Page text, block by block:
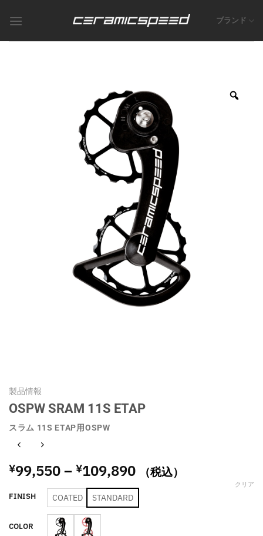
ブランド
製品情報
OSPW SRAM 11S ETAP
スラム 11S ETAP用OSPW
¥99,550– ¥109,890価
格
¥99,550
（税込）
FINISH COATED STANDARD
COLOR
クリア